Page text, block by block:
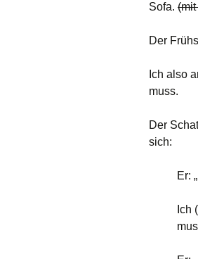
Sofa.
Der
Ich also
muss.
Der
sich:
Er:
Ich (